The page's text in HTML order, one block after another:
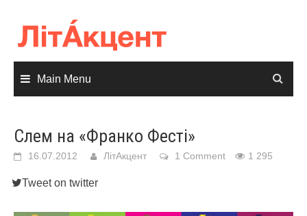
content
Main Menu
Слем на «Франко Фесті»
16.07.2012 ЛітАкцент 1 Comment 1 295
Tweet on twitter